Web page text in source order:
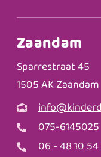
Zaandam
Sparrestraat 45
1505 AK Zaandam
075-6145025
06 - 48 10 54